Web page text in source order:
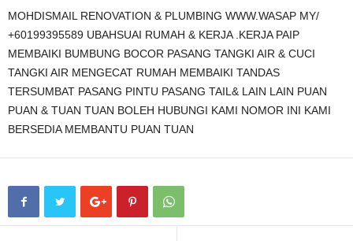
MOHDISMAIL RENOVATION & PLUMBING WWW.WASAP MY/
+60199395589 UBAHSUAI RUMAH & KERJA .KERJA PAIP
MEMBAIKI BUMBUNG BOCOR PASANG TANGKI AIR & CUCI
TANGKI AIR MENGECAT RUMAH MEMBAIKI TANDAS
TERSUMBAT PASANG PINTU PASANG TAIL& LAIN LAIN PUAN
PUAN & TUAN TUAN BOLEH HUBUNGI KAMI NOMOR INI KAMI
BERSEDIA MEMBANTU PUAN TUAN